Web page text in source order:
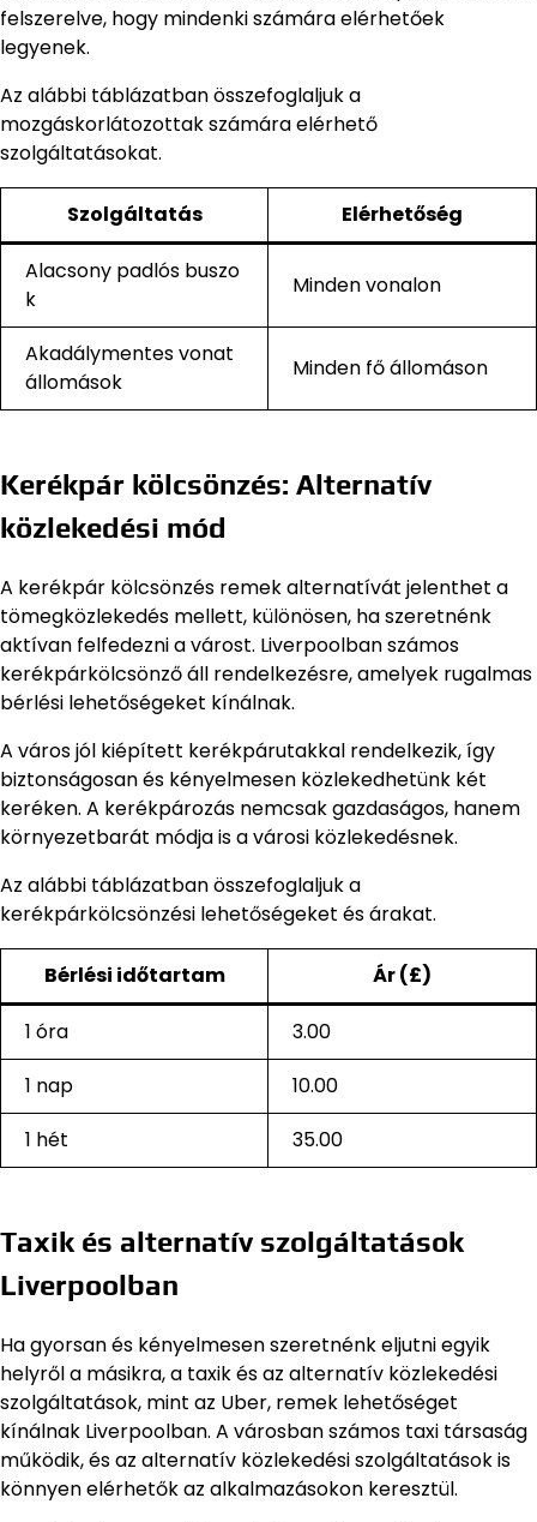
felszerelve, hogy mindenki számára elérhetőek
legyenek.
Az alábbi táblázatban összefoglaljuk a
mozgáskorlátozottak számára elérhető
szolgáltatásokat.
Szolgáltatás Elérhetőség
Alacsony padlós buszo
k
Minden vonalon
Akadálymentes vonat
állomások
Minden fő állomáson
Kerékpár kölcsönzés: Alternatív
közlekedési mód
A kerékpár kölcsönzés remek alternatívát jelenthet a
tömegközlekedés mellett, különösen, ha szeretnénk
aktívan felfedezni a várost. Liverpoolban számos
kerékpárkölcsönző áll rendelkezésre, amelyek rugalmas
bérlési lehetőségeket kínálnak.
A város jól kiépített kerékpárutakkal rendelkezik, így
biztonságosan és kényelmesen közlekedhetünk két
keréken. A kerékpározás nemcsak gazdaságos, hanem
környezetbarát módja is a városi közlekedésnek.
Az alábbi táblázatban összefoglaljuk a
kerékpárkölcsönzési lehetőségeket és árakat.
Bérlési időtartam Ár (£)
1 óra
3.00
1 nap
10.00
1 hét
35.00
Taxik és alternatív szolgáltatások
Liverpoolban
Ha gyorsan és kényelmesen szeretnénk eljutni egyik
helyről a másikra, a taxik és az alternatív közlekedési
szolgáltatások, mint az Uber, remek lehetőséget
kínálnak Liverpoolban. A városban számos taxi társaság
működik, és az alternatív közlekedési szolgáltatások is
könnyen elérhetők az alkalmazásokon keresztül.